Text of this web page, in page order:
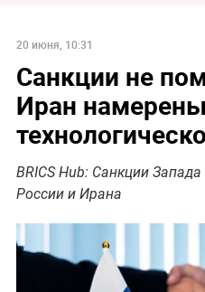
20 июня, 10:31
Санкции не
Иран
BRICS Hub: Санкции
России и Ирана